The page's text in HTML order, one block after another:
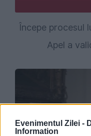
Evenimentul Zilei -
Information
Începe procesul
Apel a